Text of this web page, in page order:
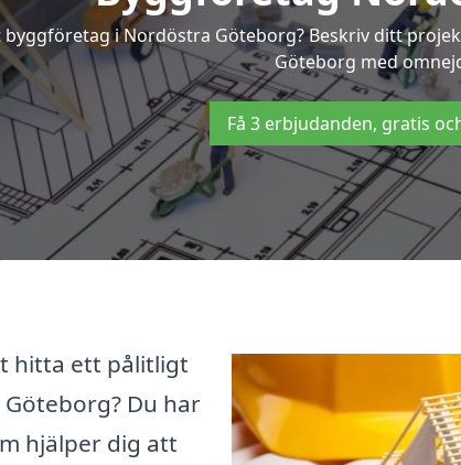
i Nordöstra Göteborg? Beskriv ditt
Göteborg med
Få 3 erbjudanden, gratis
hitta ett pålitligt
Du har
hjälper dig att